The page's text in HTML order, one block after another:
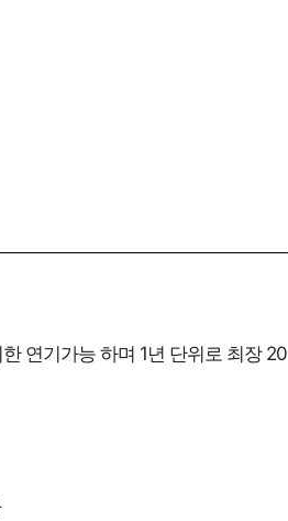
연기가능 하며 1년 단위로 최장 20